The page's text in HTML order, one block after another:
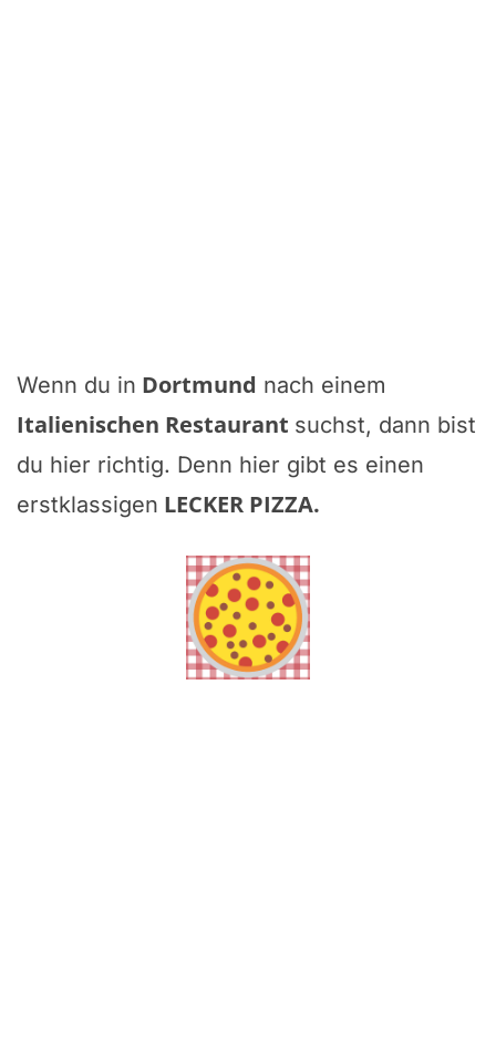
Wenn du in Dortmund nach einem
Italienischen Restaurant suchst, dann bist
du hier richtig. Denn hier gibt es einen
erstklassigen LECKER PIZZA.